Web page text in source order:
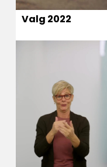
Valg 2022